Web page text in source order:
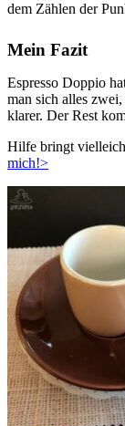
dem Zählen der
Mein Fazit
Espresso Doppio
man sich alles
klarer. Der Rest
Hilfe bringt
mich!>